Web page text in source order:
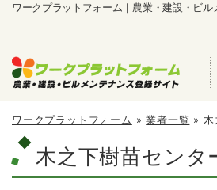
ワークプラットフォーム｜農業・建設・ビ
ワークプラットフォーム »業者一覧 » 木
木之下樹苗センタ